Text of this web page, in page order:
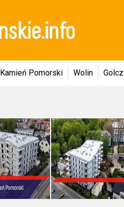
Kamień Pomorski Wolin